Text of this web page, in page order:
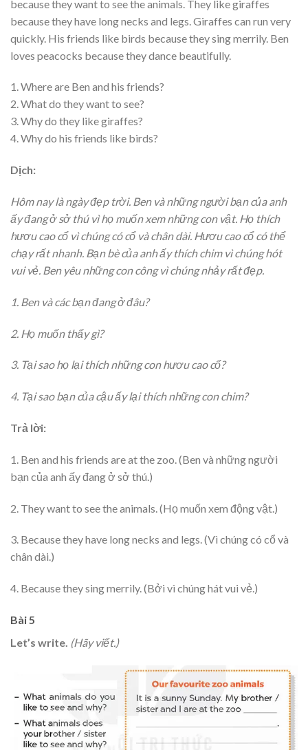
because they want to see the animals. They like giraffes
because they have long necks and legs. Giraffes can run very
quickly. His friends like birds because they sing merrily. Ben
loves peacocks because they dance beautifully.
1. Where are Ben and his friends?
2. What do they want to see?
3. Why do they like giraffes?
4. Why do his friends like birds?
Dịch:
Hôm nay là ngày đẹp trời. Ben và những người bạn của anh
ấy đang ở sở thú vì họ muốn xem những con vật. Họ thích
hươu cao cổ vì chúng có cổ và chân dài. Hươu cao cổ có thể
chạy rất nhanh. Bạn bè của anh ấy thích chim vì chúng hót
vui vẻ. Ben yêu những con công vì chúng nhảy rất đẹp.
1. Ben và các bạn đang ở đâu?
2. Họ muốn thấy gì?
3. Tại sao họ lại thích những con hươu cao cổ?
4. Tại sao bạn của cậu ấy lại thích những con chim?
Trả lời:
1. Ben and his friends are at the zoo. (Ben và những người
bạn của anh ấy đang ở sở thú.)
2. They want to see the animals. (Họ muốn xem động vật.)
3. Because they have long necks and legs. (Vì chúng có cổ và
chân dài.)
4. Because they sing merrily. (Bởi vì chúng hát vui vẻ.)
Bài 5
Let’s write. (Hãy viết.)